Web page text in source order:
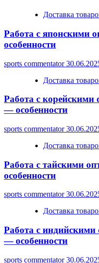
Доставка
Работа с японскими
особенности
sports commentator
Доставка
Работа с
— особенности
sports commentator
Доставка
Работа с тайскими
особенности
sports commentator
Доставка
Работа с
— особенности
sports commentator